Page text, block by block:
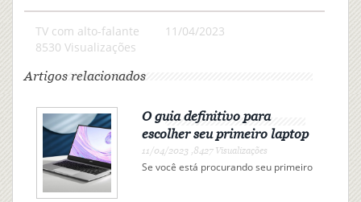
TV com alto-falante
11/04/2023
8530 Visualizações
Artigos relacionados
O guia definitivo para
escolher seu primeiro laptop
11/04/2023 ,8427 Visualizações
Se você está procurando seu primeiro